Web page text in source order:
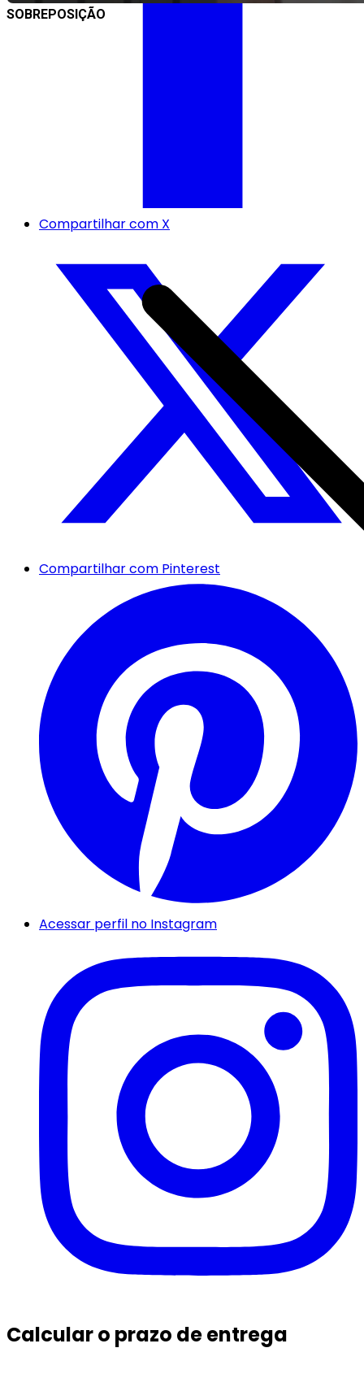
SOBREPOSIÇÃO
Compartilhar com X
Compartilhar com Pinterest
Acessar perfil no Instagram
Calcular o prazo de entrega